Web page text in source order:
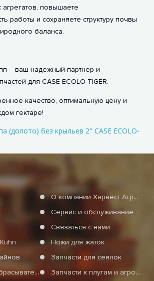
повышаете
работы и сохраняете структуру почвы
баланса.
– ваш надежный партнер и
для CASE ECOLO-TIGER.
качество, оптимальную цену и
гектаре!
(долото) без крыльев 2" CASE ECOLO-
О компании Харвест Агро Груп
Сервис и обслуживание
Связаться с нами
Ножи для жаток
Запчасти для сеялок
удобрений
Запчасти к плугам и агротехнике